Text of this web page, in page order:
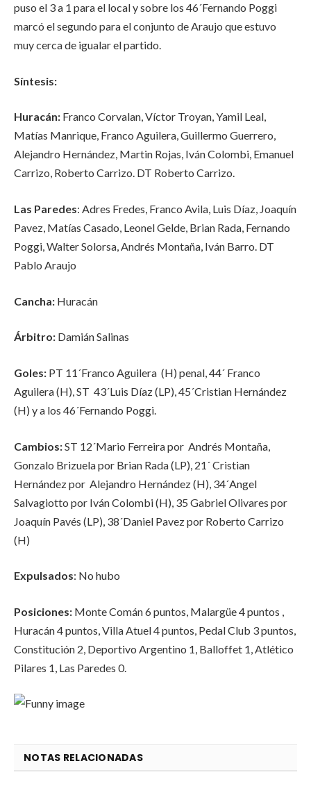
puso el 3 a 1 para el local y sobre los 46´Fernando Poggi
marcó el segundo para el conjunto de Araujo que estuvo
muy cerca de igualar el partido.
Síntesis:
Huracán: Franco Corvalan, Víctor Troyan, Yamil Leal,
Matías Manrique, Franco Aguilera, Guillermo Guerrero,
Alejandro Hernández, Martin Rojas, Iván Colombi, Emanuel
Carrizo, Roberto Carrizo. DT Roberto Carrizo.
Las Paredes: Adres Fredes, Franco Avila, Luis Díaz, Joaquín
Pavez, Matías Casado, Leonel Gelde, Brian Rada, Fernando
Poggi, Walter Solorsa, Andrés Montaña, Iván Barro. DT
Pablo Araujo
Cancha: Huracán
Árbitro: Damián Salinas
Goles: PT 11´Franco Aguilera (H) penal, 44´ Franco
Aguilera (H), ST 43´Luis Díaz (LP), 45´Cristian Hernández
(H) y a los 46´Fernando Poggi.
Cambios:ST 12´Mario Ferreira por Andrés Montaña,
Gonzalo Brizuela por Brian Rada (LP), 21´ Cristian
Hernández por Alejandro Hernández (H), 34´Angel
Salvagiotto por Iván Colombi (H), 35 Gabriel Olivares por
Joaquín Pavés (LP), 38´Daniel Pavez por Roberto Carrizo
(H)
Expulsados: No hubo
Posiciones: Monte Comán 6 puntos, Malargüe 4 puntos ,
Huracán 4 puntos, Villa Atuel 4 puntos, Pedal Club 3 puntos,
Constitución 2, Deportivo Argentino 1, Balloffet 1, Atlético
Pilares 1, Las Paredes 0.
NOTAS RELACIONADAS